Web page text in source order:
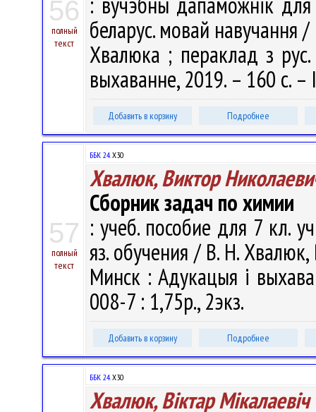
56
полный
текст
беларус. мовай навучання
Хвалюка ; пераклад з
выхаванне, 2019. – 160 с.
Добавить в корзину Подробнее
57
полный
текст
ББК 24.Х30
Хвалюк, Виктор
Сборник задач по химии
: учеб. пособие для 7 кл.
яз. обучения / В. Н.
Минск : Адукацыя i
008-7 : 1,75р., 2экз.
Добавить в корзину Подробнее
ББК 24.Х30
Хвалюк, Віктар Мікалаевіч